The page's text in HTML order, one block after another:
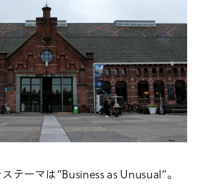
テーマは“Business as Unusual”。